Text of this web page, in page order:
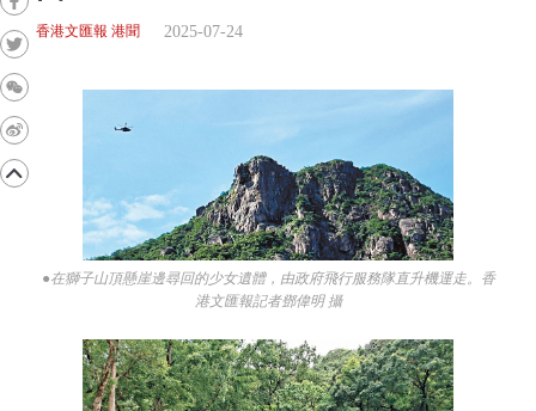
香港文匯報 港聞 2025-07-24
●在獅子山頂懸崖邊尋回的少女遺體，由政府飛行服務隊直升機運走。香
港文匯報記者鄧偉明 攝